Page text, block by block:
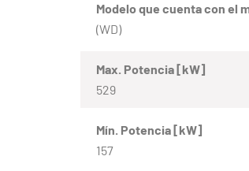
Modelo que cuenta con el
(WD)
Max. Potencia [kW]
529
Mín. Potencia [kW]
157